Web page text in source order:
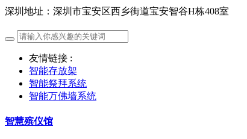
深圳地址：深圳市宝安区西乡街道宝安智谷H栋408室
友情链接 :
智能存放架
智能祭拜系统
智能万佛墙系统
智慧殡仪馆